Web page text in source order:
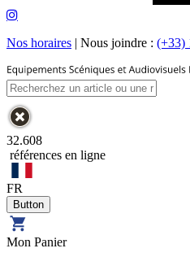
Nos horaires | Nous joindre : (+33)
32.608
références en ligne
FR
Mon Panier